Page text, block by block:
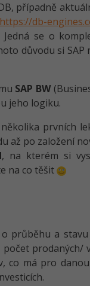
případně
https://db-
se o
důvodu si SAP
SAP BW
jeho logiku.
prvních
až po založení
, na kterém si
na co těšit
průběhu a
prodaných/
co má pro